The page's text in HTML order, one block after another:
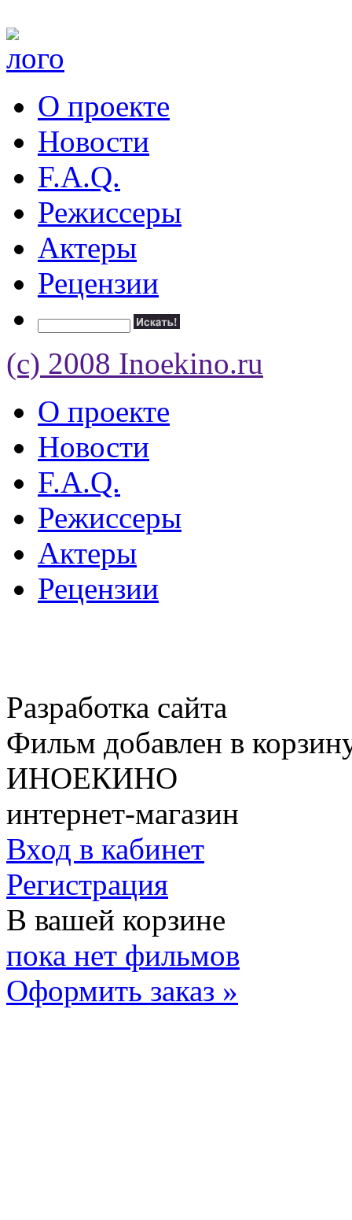
О проекте
Новости
F.A.Q.
Режиссеры
Актеры
Рецензии
(c) 2008 Inoekino.ru
О проекте
Новости
F.A.Q.
Режиссеры
Актеры
Рецензии
Разработка сайта
Фильм добавлен в
ИНОЕКИНО
интернет-магазин
Вход в кабинет
Регистрация
В вашей корзине
пока нет фильмов
Оформить заказ »